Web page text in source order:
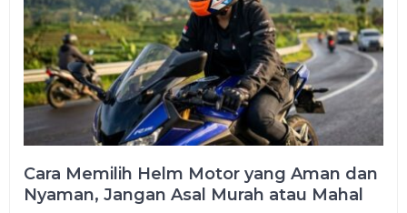
Cara Memilih Helm Motor yang Aman dan
Nyaman, Jangan Asal Murah atau Mahal